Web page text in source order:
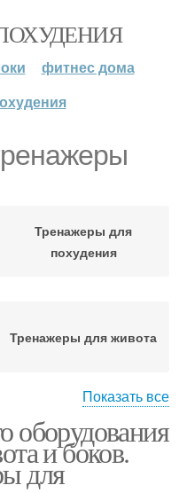
фитнес дома
Тренажеры для
похудения
Тренажеры для живота
Похудения на
эллиптическом
тренажере
Показать все
оборудования
и боков.
для